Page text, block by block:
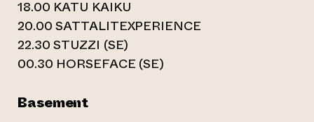
18.00 KATU KAIKU
20.00 SATTALITEXPERIENCE
22.30 STUZZI (SE)
00.30 HORSEFACE (SE)
Basement